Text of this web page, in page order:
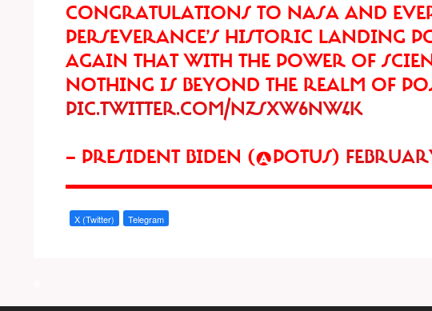
CONGRATULATIONS TO NASA AND
PERSEVERANCE’S HISTORIC LANDING
AGAIN THAT WITH THE POWER OF
NOTHING IS BEYOND THE REALM OF
PIC.TWITTER.COM/NZSXW6NW4K
— PRESIDENT BIDEN (@POTUS)
X (Twitter) Telegram